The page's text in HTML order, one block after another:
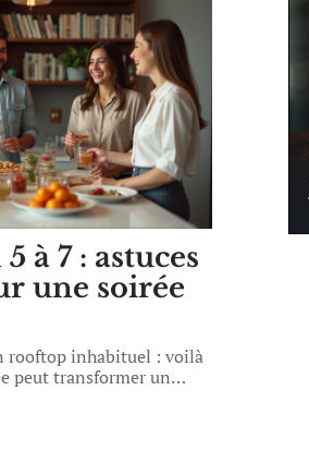
à 7 : astuces
une soirée
rooftop inhabituel : voilà
peut transformer un…